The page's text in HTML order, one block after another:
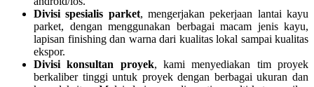
Divisi spesialis parket, mengerjakan pekerjaan lantai kayu
parket, dengan menggunakan berbagai macam jenis kayu,
lapisan finishing dan warna dari kualitas lokal sampai kualitas
ekspor.
Divisi konsultan proyek, kami menyediakan tim proyek
berkaliber tinggi untuk proyek dengan berbagai ukuran dan